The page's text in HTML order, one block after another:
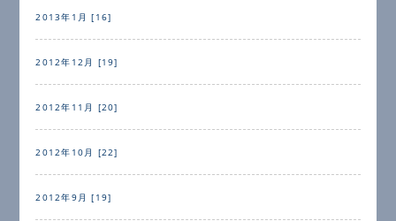
2013年1月 [16]
2012年12月 [19]
2012年11月 [20]
2012年10月 [22]
2012年9月 [19]